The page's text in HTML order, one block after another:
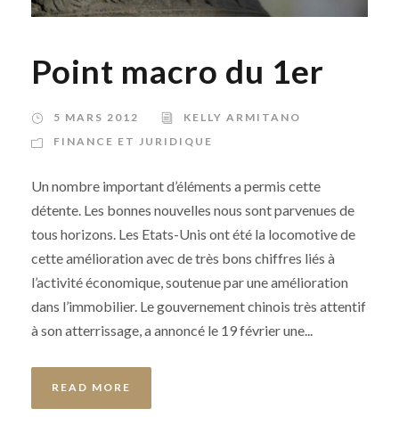
Point macro du 1er
5 MARS 2012
KELLY ARMITANO
FINANCE ET JURIDIQUE
Un nombre important d’éléments a permis cette
détente. Les bonnes nouvelles nous sont parvenues de
tous horizons. Les Etats-Unis ont été la locomotive de
cette amélioration avec de très bons chiffres liés à
l’activité économique, soutenue par une amélioration
dans l’immobilier. Le gouvernement chinois très attentif
à son atterrissage, a annoncé le 19 février une...
READ MORE